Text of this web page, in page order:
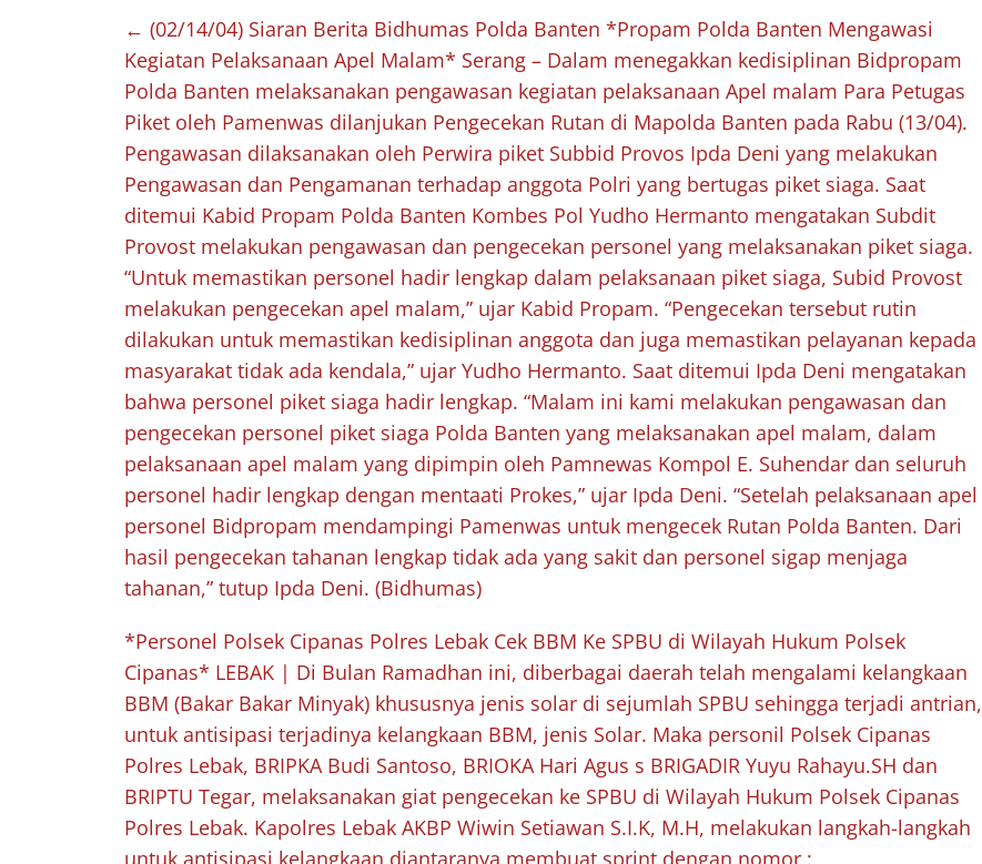
← (02/14/04) Siaran Berita Bidhumas Polda Banten *Propam Polda Banten Mengawasi
Kegiatan Pelaksanaan Apel Malam* Serang – Dalam menegakkan kedisiplinan Bidpropam
Polda Banten melaksanakan pengawasan kegiatan pelaksanaan Apel malam Para Petugas
Piket oleh Pamenwas dilanjukan Pengecekan Rutan di Mapolda Banten pada Rabu (13/04).
Pengawasan dilaksanakan oleh Perwira piket Subbid Provos Ipda Deni yang melakukan
Pengawasan dan Pengamanan terhadap anggota Polri yang bertugas piket siaga. Saat
ditemui Kabid Propam Polda Banten Kombes Pol Yudho Hermanto mengatakan Subdit
Provost melakukan pengawasan dan pengecekan personel yang melaksanakan piket siaga.
“Untuk memastikan personel hadir lengkap dalam pelaksanaan piket siaga, Subid Provost
melakukan pengecekan apel malam,” ujar Kabid Propam. “Pengecekan tersebut rutin
dilakukan untuk memastikan kedisiplinan anggota dan juga memastikan pelayanan kepada
masyarakat tidak ada kendala,” ujar Yudho Hermanto. Saat ditemui Ipda Deni mengatakan
bahwa personel piket siaga hadir lengkap. “Malam ini kami melakukan pengawasan dan
pengecekan personel piket siaga Polda Banten yang melaksanakan apel malam, dalam
pelaksanaan apel malam yang dipimpin oleh Pamnewas Kompol E. Suhendar dan seluruh
personel hadir lengkap dengan mentaati Prokes,” ujar Ipda Deni. “Setelah pelaksanaan apel
personel Bidpropam mendampingi Pamenwas untuk mengecek Rutan Polda Banten. Dari
hasil pengecekan tahanan lengkap tidak ada yang sakit dan personel sigap menjaga
tahanan,” tutup Ipda Deni. (Bidhumas)
*Personel Polsek Cipanas Polres Lebak Cek BBM Ke SPBU di Wilayah Hukum Polsek
Cipanas* LEBAK | Di Bulan Ramadhan ini, diberbagai daerah telah mengalami kelangkaan
BBM (Bakar Bakar Minyak) khususnya jenis solar di sejumlah SPBU sehingga terjadi antrian,
untuk antisipasi terjadinya kelangkaan BBM, jenis Solar. Maka personil Polsek Cipanas
Polres Lebak, BRIPKA Budi Santoso, BRIOKA Hari Agus s BRIGADIR Yuyu Rahayu.SH dan
BRIPTU Tegar, melaksanakan giat pengecekan ke SPBU di Wilayah Hukum Polsek Cipanas
Polres Lebak. Kapolres Lebak AKBP Wiwin Setiawan S.I.K, M.H, melakukan langkah-langkah
untuk antisipasi kelangkaan diantaranya membuat sprint dengan nomor :